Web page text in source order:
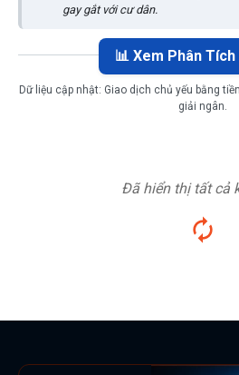
gay gắt với cư dân.
📊 Xem Phân
Dữ liệu cập nhật: Giao dịch chủ yếu bằng
giải ngân.
Đã hiển thị tất cả